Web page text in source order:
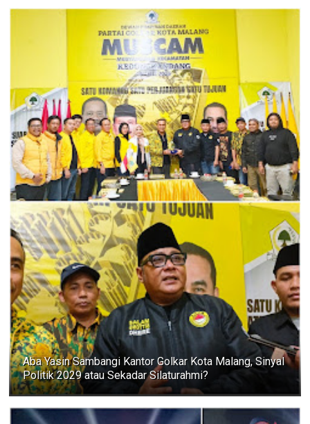
Aba Yasin Sambangi Kantor Golkar Kota Malang, Sinyal
Politik 2029 atau Sekadar Silaturahmi?